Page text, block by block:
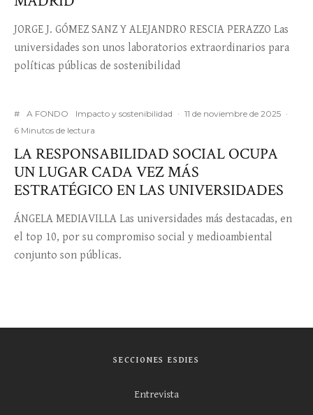
JORGE J. GÓMEZ SANZ Y ALEJANDRO RESCIA PERAZZO Las
universidades son unos laboratorios extraordinarios para
políticas públicas de sostenibilidad
# A FONDO Impacto y sostenibilidad · 11 de noviembre de 2025 ·
6 Minutos de lectura
LA RESPONSABILIDAD SOCIAL OCUPA
UN LUGAR CADA VEZ MÁS
ESTRATÉGICO EN LAS UNIVERSIDADES
ÁNGELA MEDIAVILLA Las universidades más destacadas, en
el top 10, por su compromiso social y medioambiental
conjunto son públicas.
SECCIONES ESDIES
Entrevista